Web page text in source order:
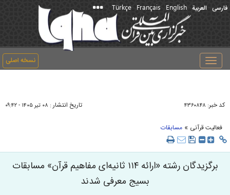
فارسی العربیة English
Français
Türkçe
نسخه اصلی
Toggle
navigation
کد خبر: ۴۳۶۰۸۴۸ تاریخ انتشار : ۰۸ تير ۱۴۰۵ - ۰۹:۴۲
فعالیت قرآنی » مسابقات
برگزیدگان رشته «ارائه ۱۱۴ ثانیه‌ای مفاهیم قرآن» مسابقات
بسیج معرفی شدند